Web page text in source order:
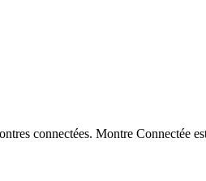
connectées. Montre Connectée